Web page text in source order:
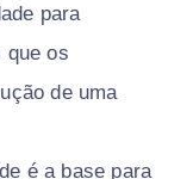
para
que os
de uma
é a base para